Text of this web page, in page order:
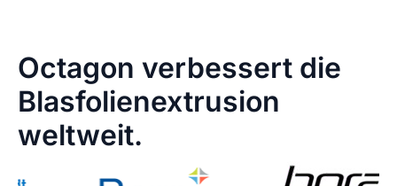
Octagon verbessert die
Blasfolienextrusion
weltweit.